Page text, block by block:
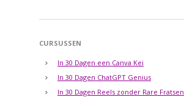
CURSUSSEN
In 30 Dagen een Canva Kei
In 30 Dagen ChatGPT Genius
In 30 Dagen Reels zonder Rare Fratsen